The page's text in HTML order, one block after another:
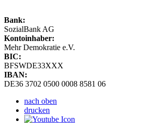
Bank:
SozialBank AG
Kontoinhaber:
Mehr Demokratie e.V.
BIC:
BFSWDE33XXX
IBAN:
DE36 3702 0500 0008 8581 06
nach oben
drucken